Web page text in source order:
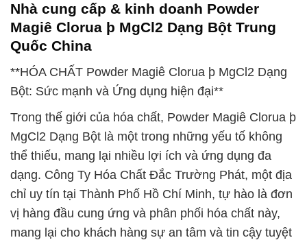
Nhà cung cấp & kinh doanh Powder
Magiê Clorua þ MgCl2 Dạng Bột Trung
Quốc China
**HÓA CHẤT Powder Magiê Clorua þ MgCl2 Dạng
Bột: Sức mạnh và Ứng dụng hiện đại**
Trong thế giới của hóa chất, Powder Magiê Clorua þ
MgCl2 Dạng Bột là một trong những yếu tố không
thể thiếu, mang lại nhiều lợi ích và ứng dụng đa
dạng. Công Ty Hóa Chất Đắc Trường Phát, một địa
chỉ uy tín tại Thành Phố Hồ Chí Minh, tự hào là đơn
vị hàng đầu cung ứng và phân phối hóa chất này,
mang lại cho khách hàng sự an tâm và tin cậy tuyệt